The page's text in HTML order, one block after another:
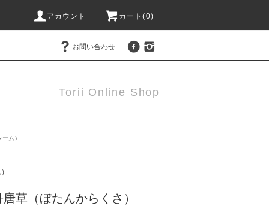
アカウント カート(0)
お問い合わせ
Torii Online Shop
ム）
草（ぼたんからくさ）